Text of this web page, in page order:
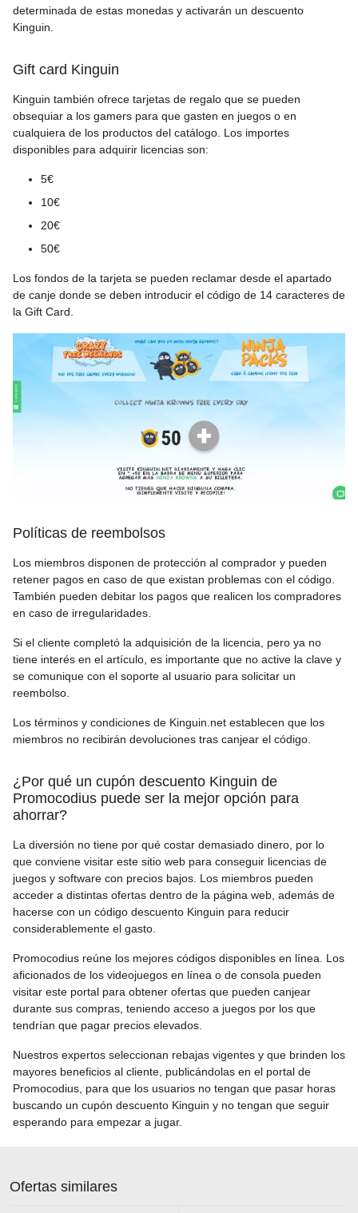
determinada de estas monedas y activarán un descuento
Kinguin.
Gift card Kinguin
Kinguin también ofrece tarjetas de regalo que se pueden
obsequiar a los gamers para que gasten en juegos o en
cualquiera de los productos del catálogo. Los importes
disponibles para adquirir licencias son:
5€
10€
20€
50€
Los fondos de la tarjeta se pueden reclamar desde el apartado
de canje donde se deben introducir el código de 14 caracteres de
la Gift Card.
Políticas de reembolsos
Los miembros disponen de protección al comprador y pueden
retener pagos en caso de que existan problemas con el código.
También pueden debitar los pagos que realicen los compradores
en caso de irregularidades.
Si el cliente completó la adquisición de la licencia, pero ya no
tiene interés en el artículo, es importante que no active la clave y
se comunique con el soporte al usuario para solicitar un
reembolso.
Los términos y condiciones de Kinguin.net establecen que los
miembros no recibirán devoluciones tras canjear el código.
¿Por qué un cupón descuento Kinguin de
Promocodius puede ser la mejor opción para
ahorrar?
La diversión no tiene por qué costar demasiado dinero, por lo
que conviene visitar este sitio web para conseguir licencias de
juegos y software con precios bajos. Los miembros pueden
acceder a distintas ofertas dentro de la página web, además de
hacerse con un código descuento Kinguin para reducir
considerablemente el gasto.
Promocodius reúne los mejores códigos disponibles en línea. Los
aficionados de los videojuegos en línea o de consola pueden
visitar este portal para obtener ofertas que pueden canjear
durante sus compras, teniendo acceso a juegos por los que
tendrían que pagar precios elevados.
Nuestros expertos seleccionan rebajas vigentes y que brinden los
mayores beneficios al cliente, publicándolas en el portal de
Promocodius, para que los usuarios no tengan que pasar horas
buscando un cupón descuento Kinguin y no tengan que seguir
esperando para empezar a jugar.
Ofertas similares